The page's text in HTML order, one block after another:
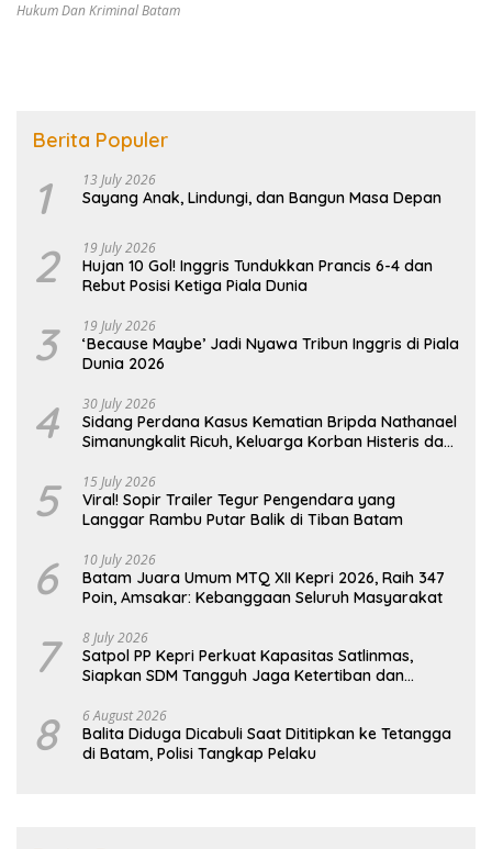
Hukum Dan Kriminal Batam
Berita Populer
1 13 July 2026
Sayang Anak, Lindungi, dan Bangun Masa Depan
2 19 July 2026
Hujan 10 Gol! Inggris Tundukkan Prancis 6-4 dan
Rebut Posisi Ketiga Piala Dunia
3 19 July 2026
‘Because Maybe’ Jadi Nyawa Tribun Inggris di Piala
Dunia 2026
4 30 July 2026
Sidang Perdana Kasus Kematian Bripda Nathanael
Simanungkalit Ricuh, Keluarga Korban Histeris dan
5 15 July 2026
Viral! Sopir Trailer Tegur Pengendara yang
Langgar Rambu Putar Balik di Tiban Batam
6 10 July 2026
Batam Juara Umum MTQ XII Kepri 2026, Raih 347
Poin, Amsakar: Kebanggaan Seluruh Masyarakat
7 8 July 2026
Satpol PP Kepri Perkuat Kapasitas Satlinmas,
Siapkan SDM Tangguh Jaga Ketertiban dan
8 6 August 2026
Balita Diduga Dicabuli Saat Dititipkan ke Tetangga
di Batam, Polisi Tangkap Pelaku